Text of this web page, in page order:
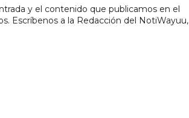
y el contenido que publicamos en el
Escríbenos a la Redacción del NotiWayuu,